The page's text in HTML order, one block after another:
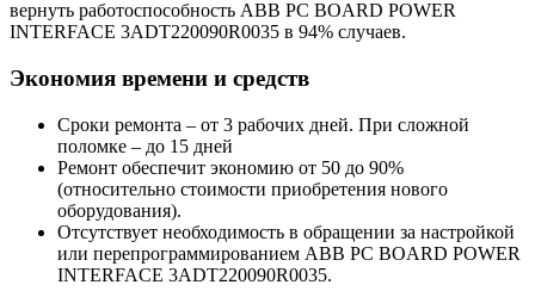
вернуть работоспособность ABB PC BOARD POWER
INTERFACE 3ADT220090R0035 в 94% случаев.
Экономия времени и средств
Сроки ремонта – от 3 рабочих дней. При сложной
поломке – до 15 дней
Ремонт обеспечит экономию от 50 до 90%
(относительно стоимости приобретения нового
оборудования).
Отсутствует необходимость в обращении за настройкой
или перепрограммированием ABB PC BOARD POWER
INTERFACE 3ADT220090R0035.